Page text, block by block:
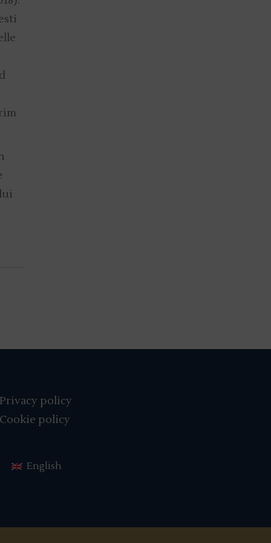
Privacy policy
Cookie policy
English